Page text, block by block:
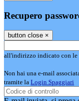
Recupero
button close ×
all'indirizzo indicato con le
Non hai una e-mail
tramite la Login Spaggiari